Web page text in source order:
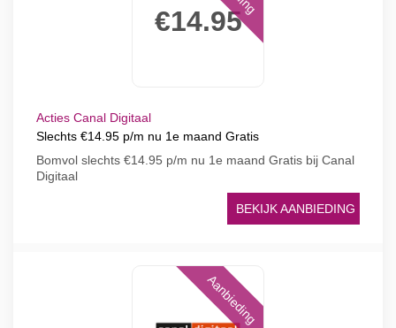
€14.95
Acties Canal Digitaal
Slechts €14.95 p/m nu 1e maand Gratis
Bomvol slechts €14.95 p/m nu 1e maand Gratis bij Canal
Digitaal
BEKIJK AANBIEDING
Aanbieding